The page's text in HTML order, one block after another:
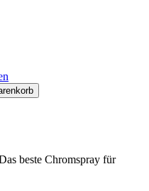
beste Chromspray für